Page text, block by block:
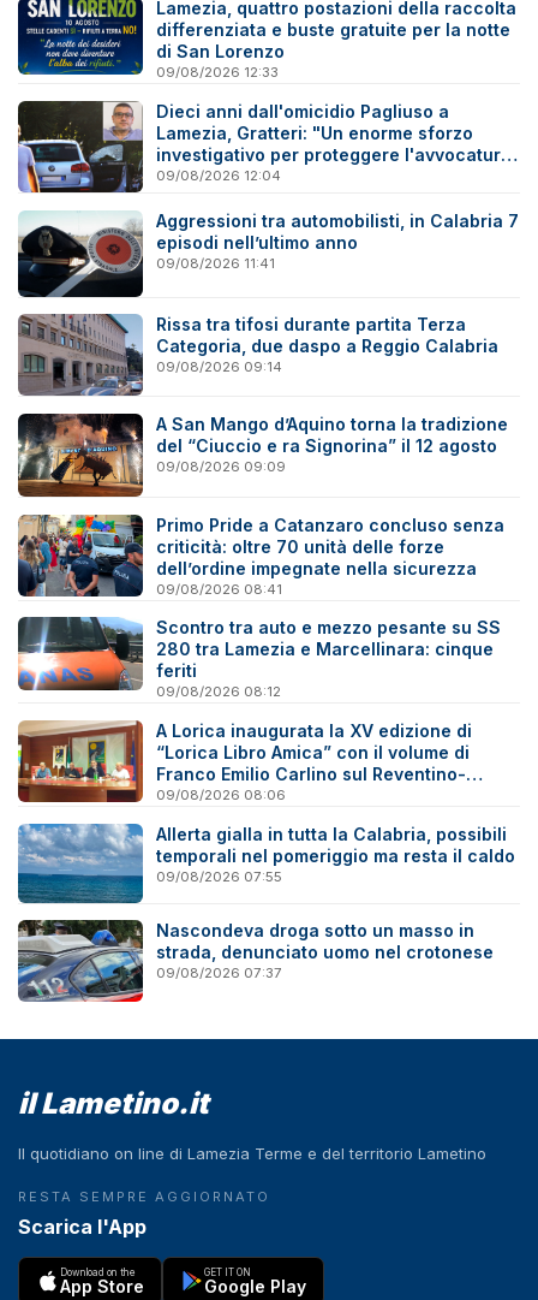
Lamezia, quattro postazioni della raccolta
differenziata e buste gratuite per la notte
di San Lorenzo
09/08/2026 12:33
Dieci anni dall'omicidio Pagliuso a
Lamezia, Gratteri: "Un enorme sforzo
investigativo per proteggere l'avvocatura
onesta"
09/08/2026 12:04
Aggressioni tra automobilisti, in Calabria 7
episodi nell’ultimo anno
09/08/2026 11:41
Rissa tra tifosi durante partita Terza
Categoria, due daspo a Reggio Calabria
09/08/2026 09:14
A San Mango d’Aquino torna la tradizione
del “Ciuccio e ra Signorina” il 12 agosto
09/08/2026 09:09
Primo Pride a Catanzaro concluso senza
criticità: oltre 70 unità delle forze
dell’ordine impegnate nella sicurezza
09/08/2026 08:41
Scontro tra auto e mezzo pesante su SS
280 tra Lamezia e Marcellinara: cinque
feriti
09/08/2026 08:12
A Lorica inaugurata la XV edizione di
“Lorica Libro Amica” con il volume di
Franco Emilio Carlino sul Reventino-
Savuto
09/08/2026 08:06
Allerta gialla in tutta la Calabria, possibili
temporali nel pomeriggio ma resta il caldo
09/08/2026 07:55
Nascondeva droga sotto un masso in
strada, denunciato uomo nel crotonese
09/08/2026 07:37
il Lametino.it
Il quotidiano on line di Lamezia Terme e del territorio Lametino
RESTA SEMPRE AGGIORNATO
Scarica l'App
Download on the
App Store
GET IT ON
Google Play